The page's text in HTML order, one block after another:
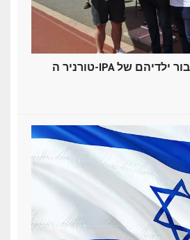
טורניר ה-IPA גייס 19,440 אירו עבור ילדיהם של